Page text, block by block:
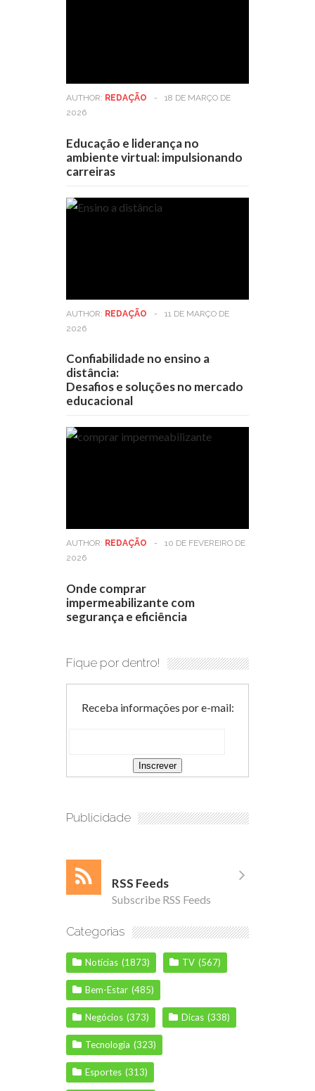
AUTHOR: REDAÇÃO -
18 DE MARÇO DE
2026
Educação e liderança no
ambiente virtual: impulsionando
carreiras
AUTHOR: REDAÇÃO -
11 DE MARÇO DE
2026
Confiabilidade no ensino a
distância:
Desafios e soluções no mercado
educacional
AUTHOR: REDAÇÃO -
10 DE FEVEREIRO DE
2026
Onde comprar
impermeabilizante com
segurança e eficiência
Fique por dentro!
Receba informações por e-mail:
Publicidade
RSS Feeds
Subscribe RSS Feeds
Categorias
Notícias (1873) TV (567)
Bem-Estar (485)
Negócios (373) Dicas (338)
Tecnologia (323)
Esportes (313)